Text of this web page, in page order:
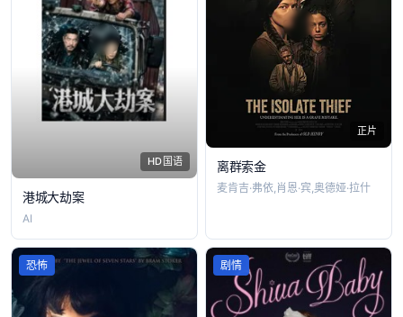
HD国语
港城大劫案
AI
正片
离群索金
麦肯吉·弗依,肖恩·宾,奥德娅·拉什
恐怖 剧情